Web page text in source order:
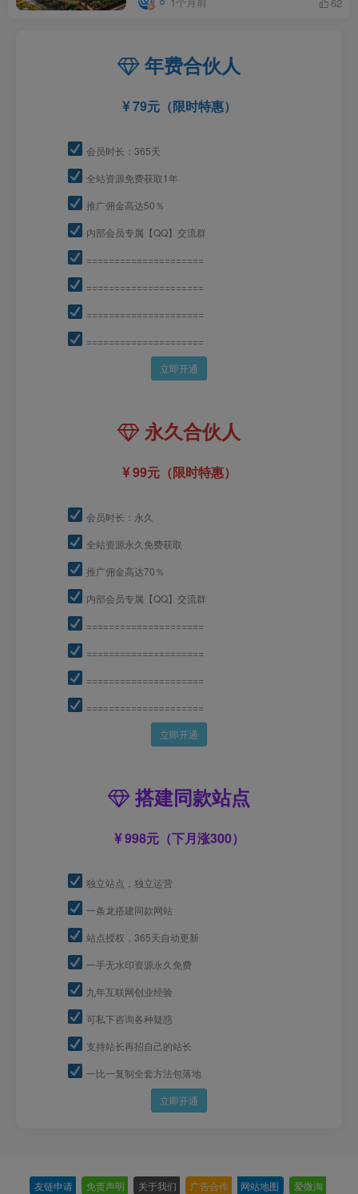
年费合伙人
79元（限时特惠）
会员时长：365天
全站资源免费获取1年
推广佣金高达50％
内部会员专属【QQ】交流群
=====================
=====================
=====================
=====================
立即开通
永久合伙人
99元（限时特惠）
会员时长：永久
全站资源永久免费获取
推广佣金高达70％
内部会员专属【QQ】交流群
=====================
=====================
=====================
=====================
立即开通
搭建同款站点
998元（下月涨300）
独立站点，独立运营
一条龙搭建同款网站
站点授权，365天自动更新
一手无水印资源永久免费
九年互联网创业经验
可私下咨询各种疑惑
支持站长再招自己的站长
一比一复制全套方法包落地
立即开通
友链申请 免责声明 关于我们 广告合作 网站地图 爱微淘